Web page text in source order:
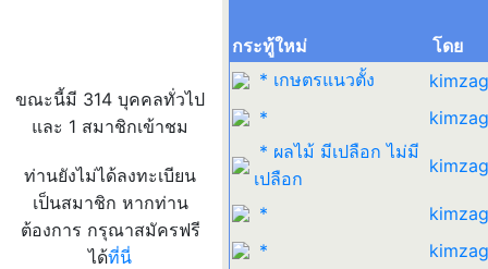
ขณะนี้มี 314 บุคคลทั่วไป
และ 1 สมาชิกเข้าชม
ท่านยังไม่ได้ลงทะเบียน
เป็นสมาชิก หากท่าน
ต้องการ กรุณาสมัครฟรี
ได้ที่นี่
กระทู้ใหม่
โดย
* เกษตรแนวตั้ง
*
* ผลไม้ มีเปลือก ไม่มี
เปลือก
*
*